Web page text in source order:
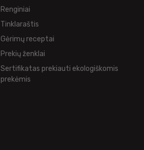
Renginiai
Tinklaraštis
Gėrimų receptai
Prekių ženklai
Sertifikatas prekiauti ekologiškomis
prekėmis